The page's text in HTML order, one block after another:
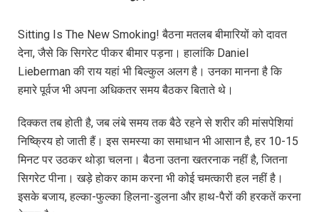
Sitting Is The New Smoking! बैठना मतलब बीमारियों को दावत
देना, जैसे कि सिगरेट पीकर बीमार पड़ना। हालांकि Daniel
Lieberman की राय यहां भी बिल्कुल अलग है। उनका मानना है कि
हमारे पूर्वज भी अपना अधिकतर समय बैठकर बिताते थे।
दिक्कत तब होती है, जब लंबे समय तक बैठे रहने से शरीर की मांसपेशियां
निष्क्रिय हो जाती हैं। इस समस्या का समाधान भी आसान है, हर 10-15
मिनट पर उठकर थोड़ा चलना। बैठना उतना खतरनाक नहीं है, जितना
सिगरेट पीना। खड़े होकर काम करना भी कोई चमत्कारी हल नहीं है।
इसके बजाय, हल्का-फुल्का हिलना-डुलना और हाथ-पैरों की हरकतें करना